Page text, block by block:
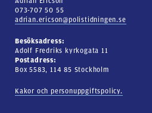
073-707 50 55
adrian.ericson@polistidningen.se
Besöksadress:
Adolf Fredriks kyrkogata 11
Postadress:
Box 5583, 114 85 Stockholm
Kakor och personuppgiftspolicy.